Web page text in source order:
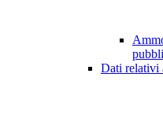
Dati relativi